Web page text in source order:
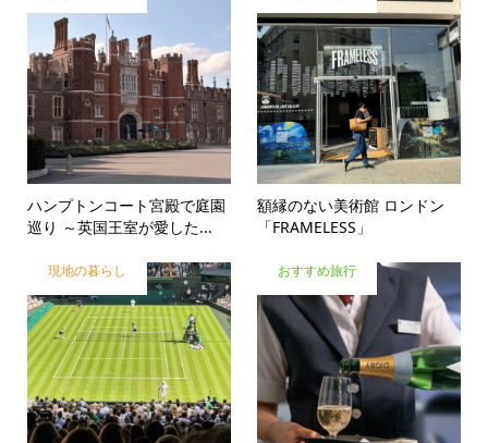
ハンプトンコート宮殿で庭園
巡り ～英国王室が愛した...
額縁のない美術館 ロンドン
「FRAMELESS」
現地の暮らし おすすめ旅行